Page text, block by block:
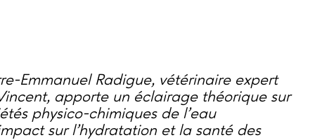
Emmanuel Radigue, vétérinaire expert
apporte un éclairage théorique sur
physico-chimiques de l’eau
sur l’hydratation et la santé des